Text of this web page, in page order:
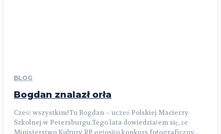
BLOG
Bogdan znalazł orła
Cześć wszystkim!Tu Bogdan – uczeń Polskiej Macierzy
Szkolnej w Petersburgu.Tego lata dowiedziałem się, że